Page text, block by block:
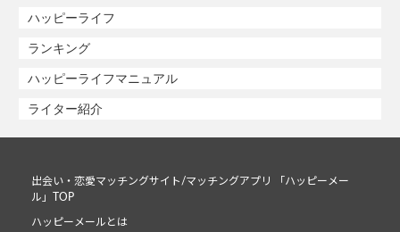
ハッピーライフ
ランキング
ハッピーライフマニュアル
ライター紹介
出会い・恋愛マッチングサイト/マッチングアプリ 「ハッピーメー
ル」TOP
ハッピーメールとは